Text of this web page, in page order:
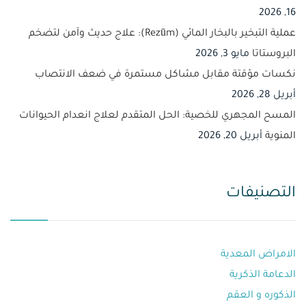
16, 2026
عملية التبخير بالبخار المائي (Rezūm): علاج حديث وآمن لتضخم
البروستاتا مايو 3, 2026
نكسات مؤقتة مقابل مشاكل مستمرة في ضعف الانتصاب
أبريل 28, 2026
المسح المجهري للخصية: الحل المتقدم لعلاج انعدام الحيوانات
المنوية أبريل 20, 2026
التصنيفات
الامراض المعدية
الدعامة الذكرية
الذكوره و العقم⁩